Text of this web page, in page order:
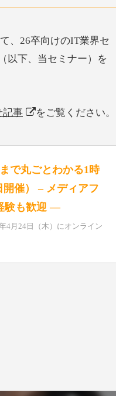
、26卒向けのIT業界セ
以下、当セミナー）を
記事 をご覧ください。
で丸ごとわかる1時
開催） – メディアフ
験も歓迎 ―
4月24日（木）にオンライン